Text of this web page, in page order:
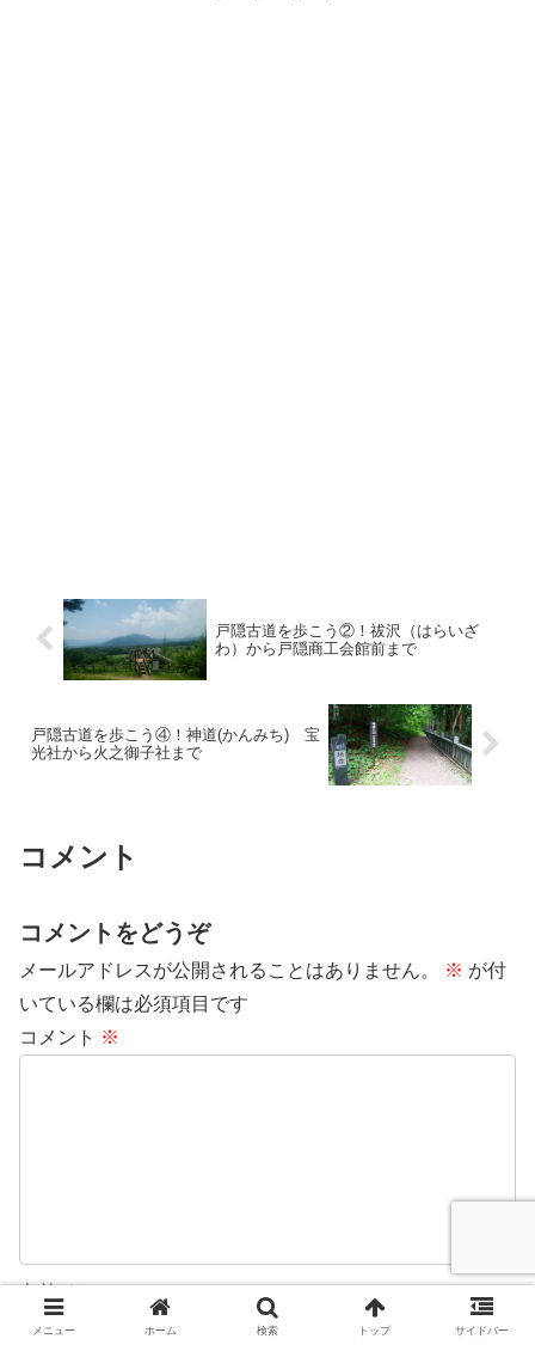
戸隠古道を歩こう②！祓沢（はらいざ
わ）から戸隠商工会館前まで
戸隠古道を歩こう④！神道(かんみち) 宝
光社から火之御子社まで
コメント
コメントをどうぞ
メールアドレスが公開されることはありません。 ※ が付
いている欄は必須項目です
コメント ※
名前※
メニュー ホーム 検索 トップ サイドバー